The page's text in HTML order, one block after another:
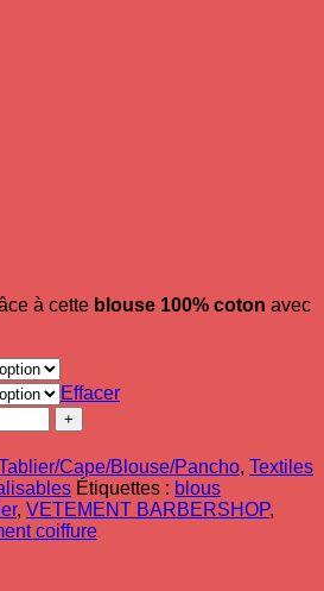
à cette blouse 100% coton avec
Effacer
Cape/Blouse/Pancho, Textiles
Étiquettes : blous
, VETEMENT BARBERSHOP,
coiffure